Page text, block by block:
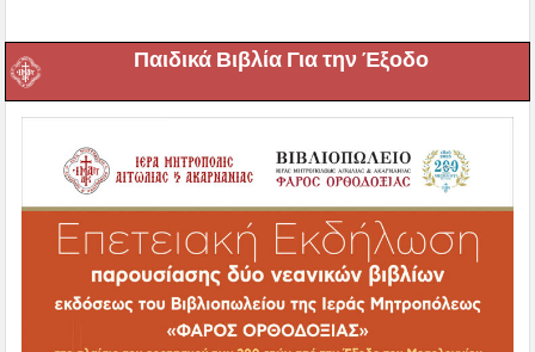
Παιδικά Βιβλία Για την Έξοδο